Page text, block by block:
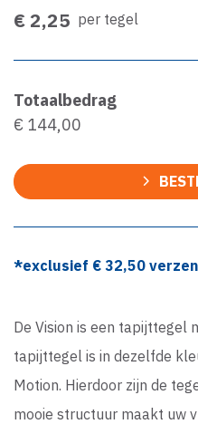
€ 2,25 per tegel
Totaalbedrag
€ 144,00
*exclusief € 32,50
De Vision is een tapijttegel
tapijttegel is in dezelfde
Motion. Hierdoor zijn de
mooie structuur maakt uw